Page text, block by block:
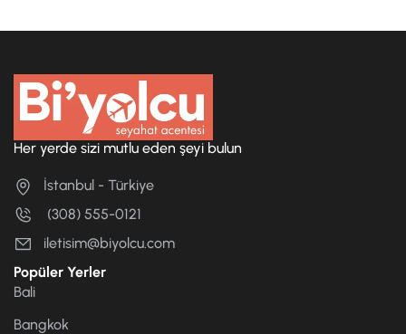
Her yerde sizi mutlu eden şeyi bulun
İstanbul - Türkiye
(308) 555-0121
iletisim@biyolcu.com
Popüler Yerler
Bali
Bangkok